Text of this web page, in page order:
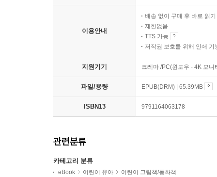
이용안내
배송 없이 구매 후 바로 읽기
제한없음
TTS 가능
저작권 보호를 위해 인쇄 기
지원기기 크레마 /PC(윈도우 - 4K 모
파일/용량 EPUB(DRM) | 65.39MB
ISBN13 9791164063178
관련분류
카테고리 분류
eBook 어린이 유아 어린이 그림책/동화책